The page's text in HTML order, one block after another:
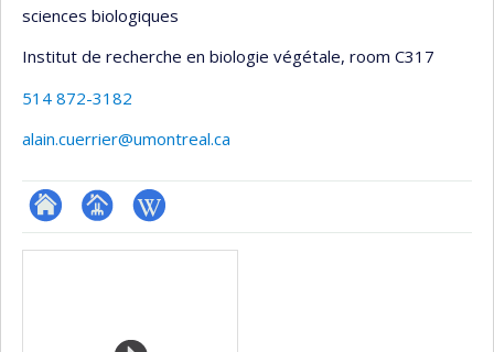
sciences biologiques
Institut de recherche en biologie végétale, room C317
514 872-3182
alain.cuerrier@umontreal.ca
ResearchGate
Page Wiki
Media